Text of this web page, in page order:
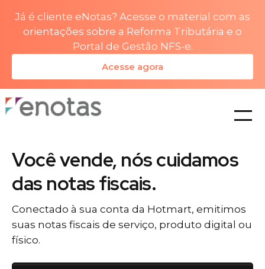
Já é cliente eNotas? Acesse o material com as
orientações sobre a Reforma Tributária e o
Portal de Gestão NFS-e.
Acesse agora
planos
Você vende, nós cuidamos
das notas fiscais.
Conectado à sua conta da Hotmart, emitimos
suas notas fiscais de serviço, produto digital ou
físico.